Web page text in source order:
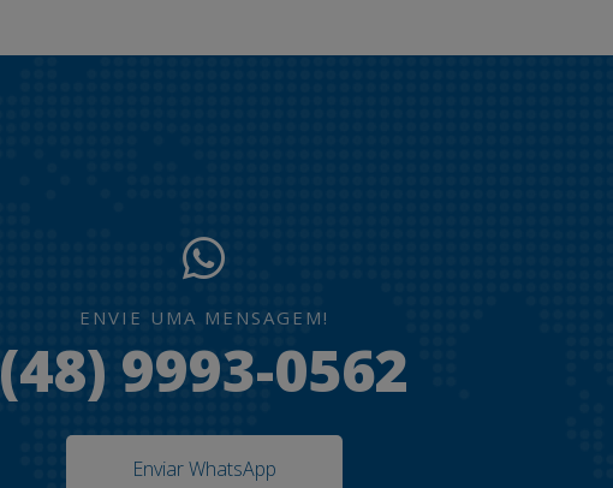
ENVIE UMA MENSAGEM!
(48) 9993-0562
Enviar WhatsApp